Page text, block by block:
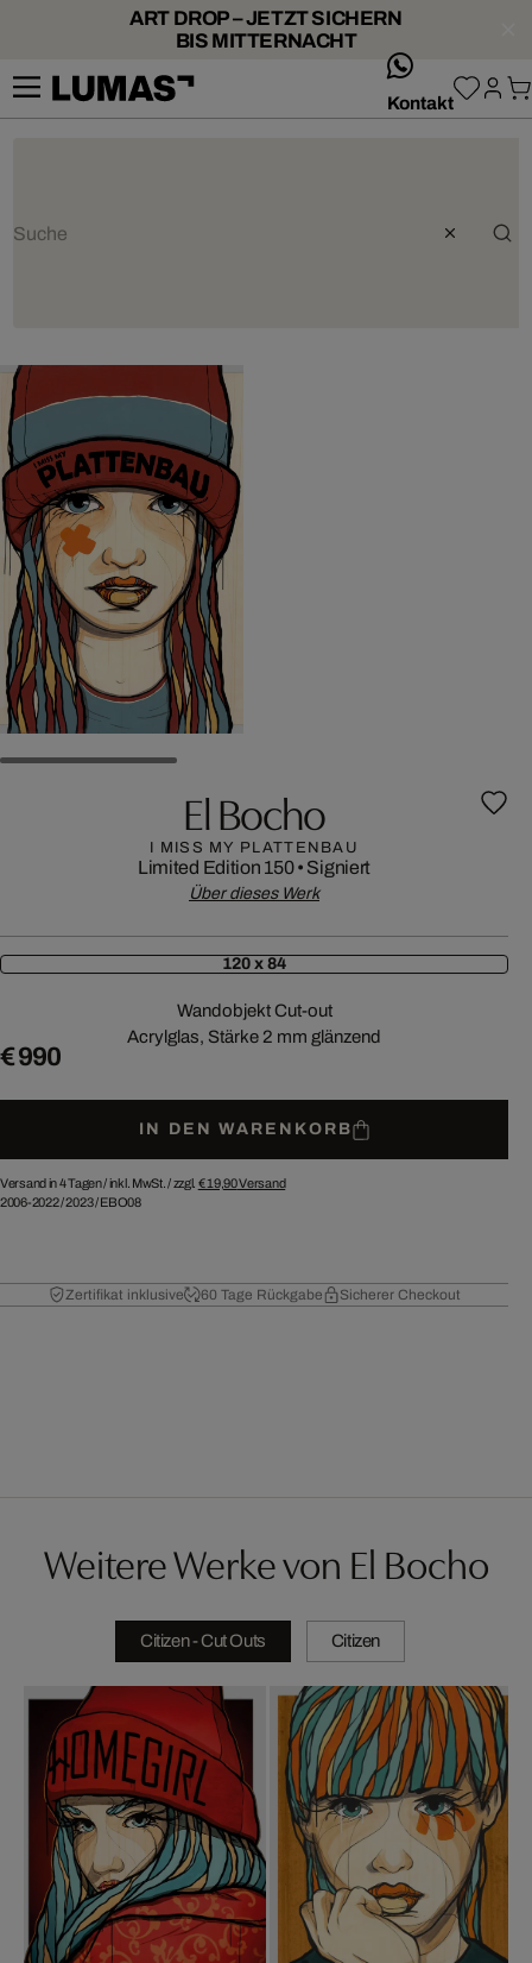
ART DROP – JETZT SICHERN
BIS MITTERNACHT
Kontakt
El Bocho
I MISS MY PLATTENBAU
Limited Edition 150• Signiert
Über dieses Werk
120 x 84
Wandobjekt Cut-out
Acrylglas, Stärke 2 mm glänzend
€ 990
IN DEN WARENKORB
Versand in 4 Tagen /inkl. MwSt. / zzgl. € 19,90Versand
2006-2022/2023/EBO08
Zertifikat inklusive 60 Tage Rückgabe Sicherer Checkout
Weitere Werke von El Bocho
Citizen - Cut Outs Citizen